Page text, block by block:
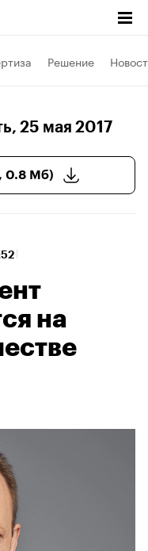
Решение
, 25 мая 2017
0.8 Мб)
на